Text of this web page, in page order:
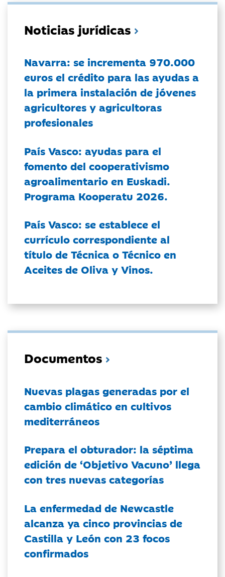
Noticias jurídicas
Navarra: se incrementa 970.000
euros el crédito para las ayudas a
la primera instalación de jóvenes
agricultores y agricultoras
profesionales
País Vasco: ayudas para el
fomento del cooperativismo
agroalimentario en Euskadi.
Programa Kooperatu 2026.
País Vasco: se establece el
currículo correspondiente al
título de Técnica o Técnico en
Aceites de Oliva y Vinos.
Documentos
Nuevas plagas generadas por el
cambio climático en cultivos
mediterráneos
Prepara el obturador: la séptima
edición de ‘Objetivo Vacuno’ llega
con tres nuevas categorías
La enfermedad de Newcastle
alcanza ya cinco provincias de
Castilla y León con 23 focos
confirmados